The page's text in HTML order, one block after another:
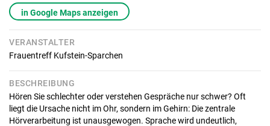
in Google Maps anzeigen
VERANSTALTER
Frauentreff Kufstein-Sparchen
BESCHREIBUNG
Hören Sie schlechter oder verstehen Gespräche nur schwer? Oft
liegt die Ursache nicht im Ohr, sondern im Gehirn: Die zentrale
Hörverarbeitung ist unausgewogen. Sprache wird undeutlich,